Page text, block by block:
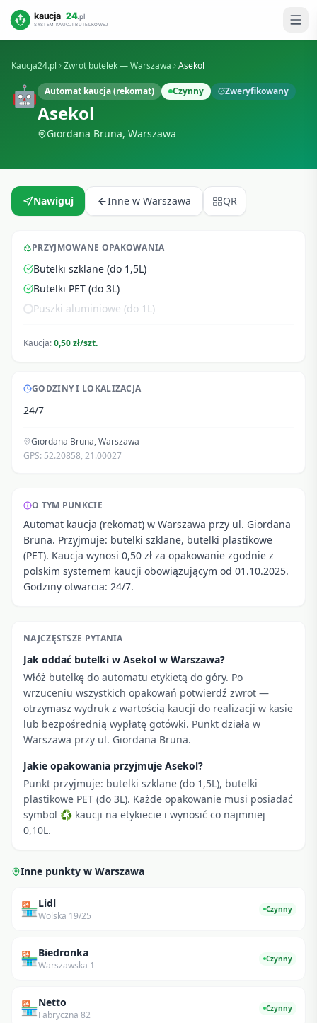
Kaucja24.pl Zwrot butelek —Warszawa Asekol
🤖 Automat kaucja (rekomat) Czynny Zweryfikowany
Asekol
Giordana Bruna, Warszawa
Nawiguj Inne w Warszawa QR
PRZYJMOWANE OPAKOWANIA
Butelki szklane (do 1,5L)
Butelki PET (do 3L)
Puszki aluminiowe (do 1L)
Kaucja:0,50 zł/szt.
GODZINY I LOKALIZACJA
24/7
Giordana Bruna,Warszawa
GPS: 52.20858, 21.00027
O TYM PUNKCIE
Automat kaucja (rekomat) w Warszawa przy ul. Giordana
Bruna. Przyjmuje: butelki szklane, butelki plastikowe
(PET). Kaucja wynosi 0,50 zł za opakowanie zgodnie z
polskim systemem kaucji obowiązującym od 01.10.2025.
Godziny otwarcia: 24/7.
NAJCZĘSTSZE PYTANIA
Jak oddać butelki w Asekol w Warszawa?
Włóż butelkę do automatu etykietą do góry. Po
wrzuceniu wszystkich opakowań potwierdź zwrot —
otrzymasz wydruk z wartością kaucji do realizacji w kasie
lub bezpośrednią wypłatę gotówki. Punkt działa w
Warszawa przy ul. Giordana Bruna.
Jakie opakowania przyjmuje Asekol?
Punkt przyjmuje: butelki szklane (do 1,5L), butelki
plastikowe PET (do 3L). Każde opakowanie musi posiadać
symbol ♻ kaucji na etykiecie i wynosić co najmniej
0,10L.
Inne punkty w Warszawa
🏪Lidl
Wolska 19/25
Czynny
🏪Biedronka
Warszawska 1
Czynny
🏪Netto
Fabryczna 82
Czynny